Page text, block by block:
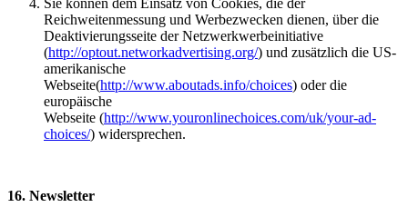
Reichweitenmessung und Werbezwecken dienen, über die
Deaktivierungsseite der Netzwerkwerbeinitiative
(http://optout.networkadvertising.org/) und zusätzlich die US-
amerikanische
Webseite(http://www.aboutads.info/choices) oder die
europäische
Webseite (http://www.youronlinechoices.com/uk/your-ad-
choices/) widersprechen.
16. Newsletter